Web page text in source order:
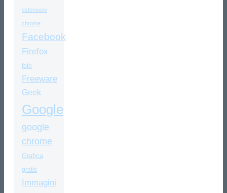
estensioni
chrome
Facebook
Firefox
foto
Freeware
Geek
Google
google
chrome
Grafica
gratis
Immagini